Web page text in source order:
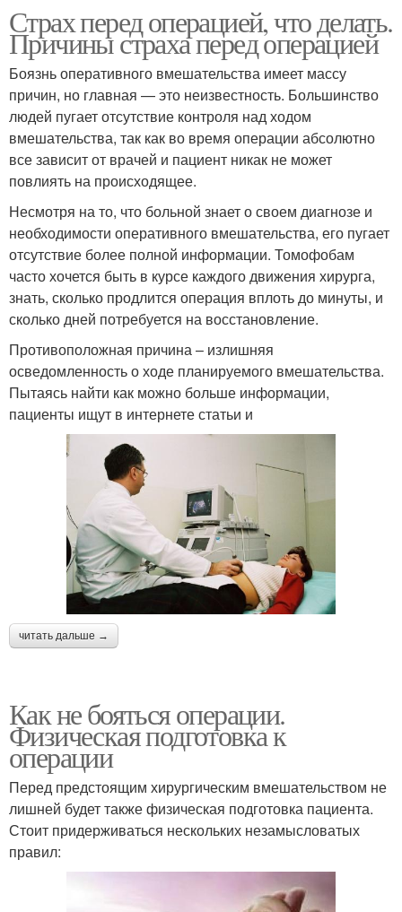
Страх перед операцией, что делать.
Причины страха перед операцией
Боязнь оперативного вмешательства имеет массу
причин, но главная — это неизвестность. Большинство
людей пугает отсутствие контроля над ходом
вмешательства, так как во время операции абсолютно
все зависит от врачей и пациент никак не может
повлиять на происходящее.
Несмотря на то, что больной знает о своем диагнозе и
необходимости оперативного вмешательства, его пугает
отсутствие более полной информации. Томофобам
часто хочется быть в курсе каждого движения хирурга,
знать, сколько продлится операция вплоть до минуты, и
сколько дней потребуется на восстановление.
Противоположная причина – излишняя
осведомленность о ходе планируемого вмешательства.
Пытаясь найти как можно больше информации,
пациенты ищут в интернете статьи и
читать дальше →
Как не бояться операции.
Физическая подготовка к
операции
Перед предстоящим хирургическим вмешательством не
лишней будет также физическая подготовка пациента.
Стоит придерживаться нескольких незамысловатых
правил: